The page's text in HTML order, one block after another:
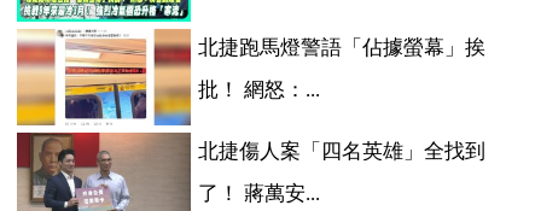
北捷跑馬燈警語「佔據螢幕」挨
批！ 網怒：...
北捷傷人案「四名英雄」全找到
了！ 蔣萬安...